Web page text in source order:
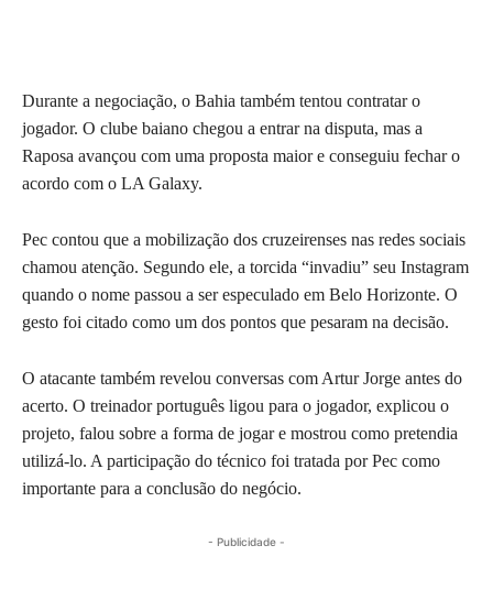
Durante a negociação, o Bahia também tentou contratar o
jogador. O clube baiano chegou a entrar na disputa, mas a
Raposa avançou com uma proposta maior e conseguiu fechar o
acordo com o LA Galaxy.
Pec contou que a mobilização dos cruzeirenses nas redes sociais
chamou atenção. Segundo ele, a torcida “invadiu” seu Instagram
quando o nome passou a ser especulado em Belo Horizonte. O
gesto foi citado como um dos pontos que pesaram na decisão.
O atacante também revelou conversas com Artur Jorge antes do
acerto. O treinador português ligou para o jogador, explicou o
projeto, falou sobre a forma de jogar e mostrou como pretendia
utilizá-lo. A participação do técnico foi tratada por Pec como
importante para a conclusão do negócio.
- Publicidade -